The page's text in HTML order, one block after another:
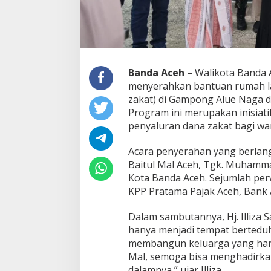
L
a
y
a
k
u
n
i
U
n
t
k
M
u
s
t
h
k
D
i
A
Banda Aceh – Walikota Banda
menyerahkan bantuan rumah
zakat) di Gampong Alue Naga
Program ini merupakan
penyaluran dana zakat bagi
Acara penyerahan yang
Baitul Mal Aceh, Tgk.
Kota Banda Aceh. Sejumlah
KPP Pratama Pajak Aceh,
Dalam sambutannya, Hj. Illiza
hanya menjadi tempat
membangun keluarga yang
Mal, semoga bisa